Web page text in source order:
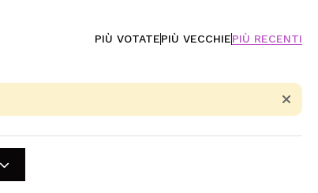
PIÙ VOTATEPIÙ VECCHIEPIÙ RECENTI